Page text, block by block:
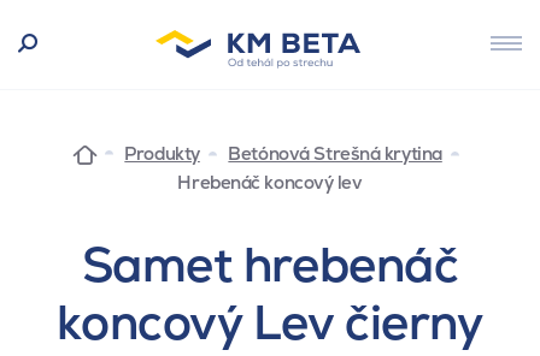
Produkty
Betónová Strešná krytina
Hrebenáč koncový lev
Samet hrebenáč
koncový Lev čierny